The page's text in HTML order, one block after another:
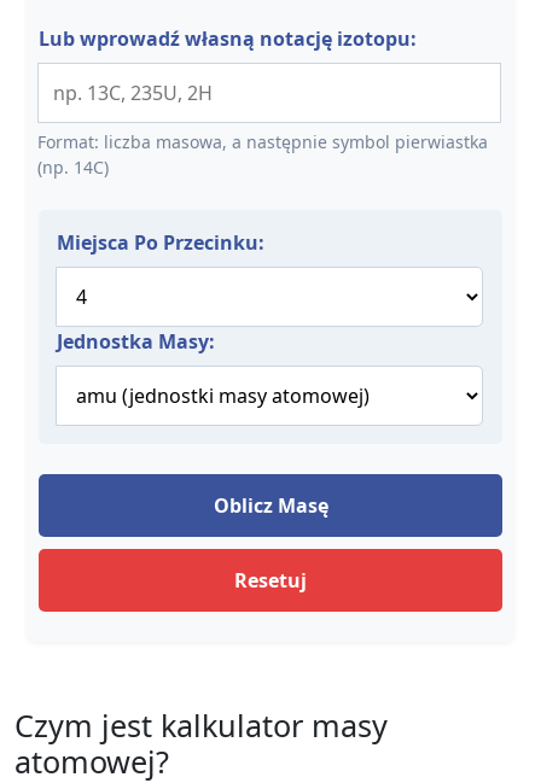
Lub wprowadź własną notację izotopu:
Format: liczba masowa, a następnie symbol pierwiastka
(np. 14C)
Miejsca Po Przecinku:
Jednostka Masy:
Oblicz Masę
Resetuj
Czym jest kalkulator masy
atomowej?